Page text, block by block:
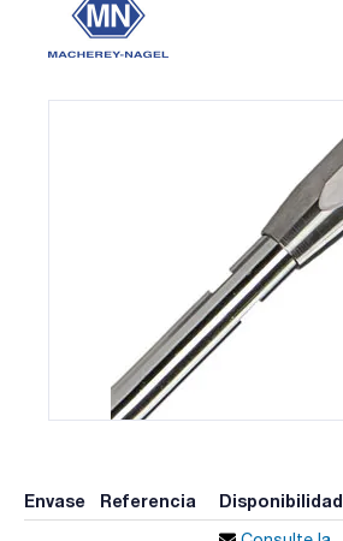
Envase Referencia Disponibilidad